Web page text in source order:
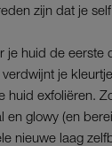
zijn dat je
je huid de eerste
je
huid exfoliëren.
en glowy (en
nieuwe laag